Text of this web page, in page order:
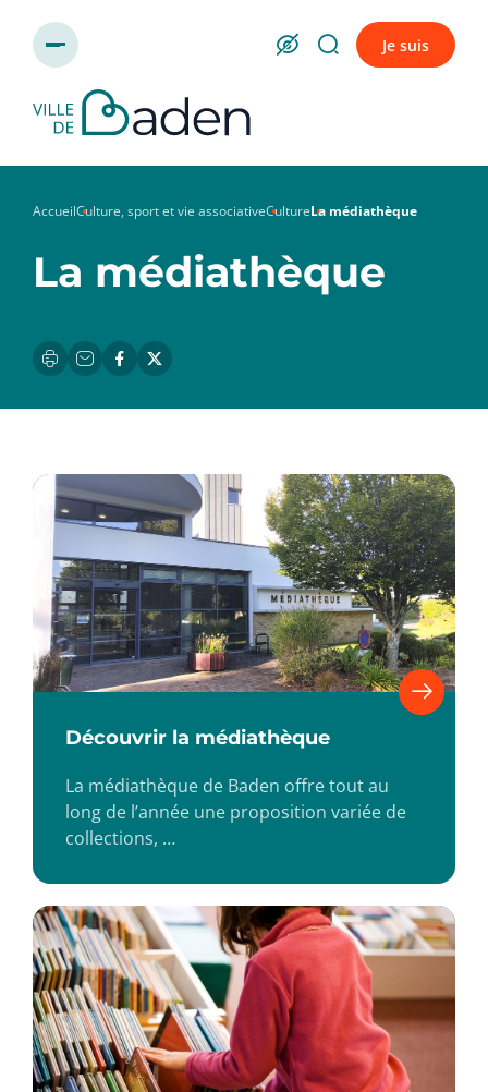
Je suis
AccueilCulture, sport et vie associativeCultureLa médiathèque
La médiathèque
Découvrir la médiathèque
La médiathèque de Baden offre tout au
long de l’année une proposition variée de
collections, …